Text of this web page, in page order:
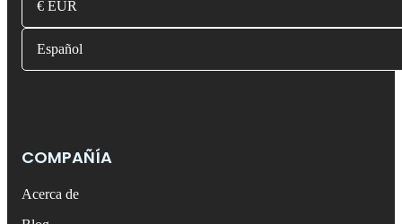
€ EUR
Español
COMPAÑÍA
Acerca de